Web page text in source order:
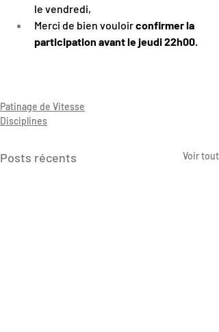
le vendredi,
Merci de bien vouloir confirmer la
participation avant le jeudi 22h00
Patinage de Vitesse
Disciplines
Posts récents Voir tout